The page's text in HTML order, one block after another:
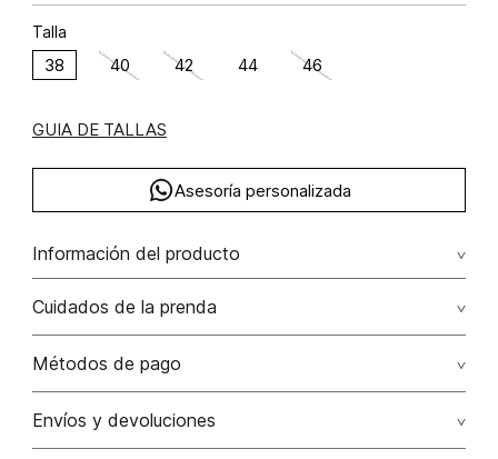
Talla
38 40 42 44 46
GUIA DE TALLAS
Asesoría personalizada
Información del producto
Cuidados de la prenda
Lavado profesional en húmedo (w) planchar con vapor
No lavar
Métodos de pago
Tarjetas de crédito: Visa, Dinners, Master Card y American
Envíos y devoluciones